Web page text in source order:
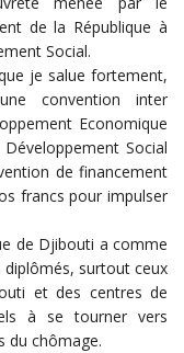
de la République à
Social.
je salue fortement,
convention inter
Economique
Social
de financement
francs pour impulser
de Djibouti a comme
diplômés, surtout ceux
et des centres de
à se tourner vers
du chômage.